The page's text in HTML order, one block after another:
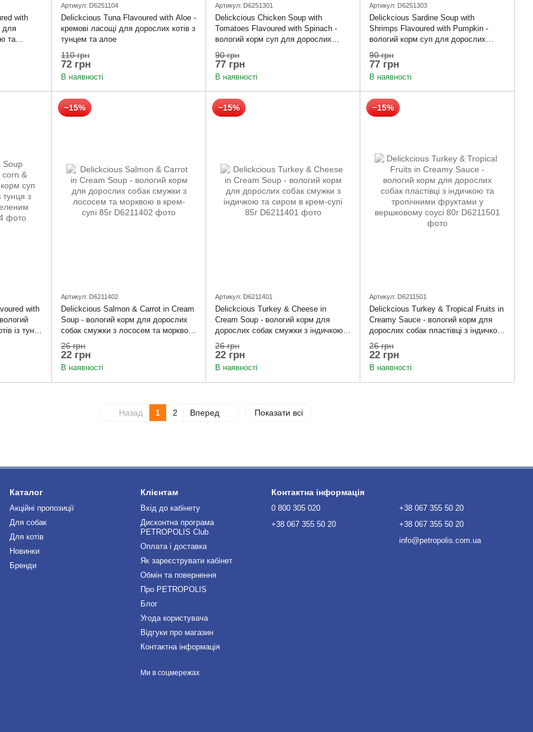
with
для
та
Артикул: D6251104
Delickcious Tuna Flavoured with Aloe -
кремові ласощі для дорослих котів з
тунцем та алое
110 грн
72 грн
В наявності
Артикул: D6251301
Delickcious Chicken Soup with
Tomatoes Flavoured with Spinach -
вологий корм суп для дорослих
котів з курки з томатами та
шпинатом
90 грн
77 грн
В наявності
Артикул: D6251303
Delickcious Sardine Soup with
Shrimps Flavoured with Pumpkin -
вологий корм суп для дорослих
котів із сардини з креветками та
гарбузом
90 грн
77 грн
В наявності
with
із тунця
−15%
Артикул: D6211402
Delickcious Salmon & Carrot in Cream
Soup - вологий корм для дорослих
собак смужки з лососем та морквою
в крем-супі 85г
26 грн
22 грн
В наявності
−15%
Артикул: D6211401
Delickcious Turkey & Cheese in
Cream Soup - вологий корм для
дорослих собак смужки з індичкою
та сиром в крем-супі 85г
26 грн
22 грн
В наявності
−15%
Артикул: D6211501
Delickcious Turkey & Tropical Fruits in
Creamy Sauce - вологий корм для
дорослих собак пластівці з індичкою
та тропічними фруктами у
вершковому соусі 80г
26 грн
22 грн
В наявності
Назад 1 2 Вперед Показати всі
Каталог
Акційні пропозиції
Для собак
Для котів
Новинки
Бренди
Клієнтам
Вхід до кабінету
Дисконтна програма
PETROPOLIS Club
Оплата і доставка
Як зареєструвати кабінет
Обмін та повернення
Про PETROPOLIS
Блог
Угода користувача
Відгуки про магазин
Контактна інформація
Ми в соцмережах
Контактна інформація
0 800 305 020
+38 067 355 50 20
+38 067 355 50 20
+38 067 355 50 20
info@petropolis.com.ua